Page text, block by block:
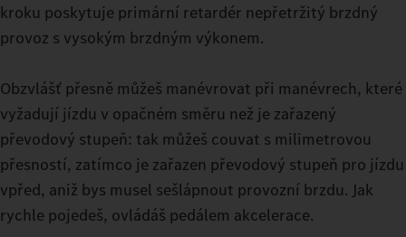
Relaxační přestávky i na namáhavých cestách: můžete si vybrat
kabinou řidiče BigSpace.
nákladního vozidla. Ať už při jízdách naprázdno nebo při
vysokém zatížení v náročném terénu: nastavte svůj Actros
L do 500 t během jízdy přesně na takový režim, který vyžaduje
vaše aktuální jízda. S ECO, HEAVY nebo MANUAL máte k
dispozici tři možnosti. Citlivé manévry zvládnete díky
kapalinové spojce v režimu manévrování: protože s konstantním
kroku poskytuje primární retardér nepřetržitý brzdný
provoz s vysokým brzdným výkonem.
Obzvlášť přesně můžeš manévrovat při manévrech, které
vyžadují jízdu v opačném směru než je zařazený
převodový stupeň: tak můžeš couvat s milimetrovou
přesností, zatímco je zařazen převodový stupeň pro jízdu
vpřed, aniž bys musel sešlápnout provozní brzdu. Jak
rychle pojedeš, ovládáš pedálem akcelerace.